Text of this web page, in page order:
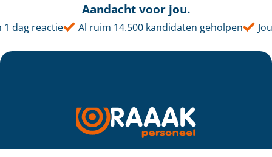
Aandacht voor jou.
reactie Al ruim 14.500 kandidaten geholpen Jouw